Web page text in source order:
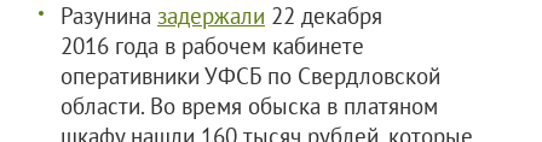
Разунина задержали 22 декабря
2016 года в рабочем кабинете
оперативники УФСБ по Свердловской
области. Во время обыска в платяном
шкафу нашли 160 тысяч рублей, которые